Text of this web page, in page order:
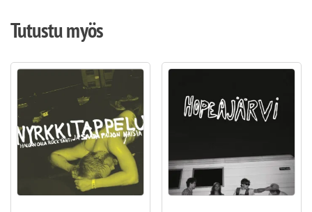
Tutustu myös